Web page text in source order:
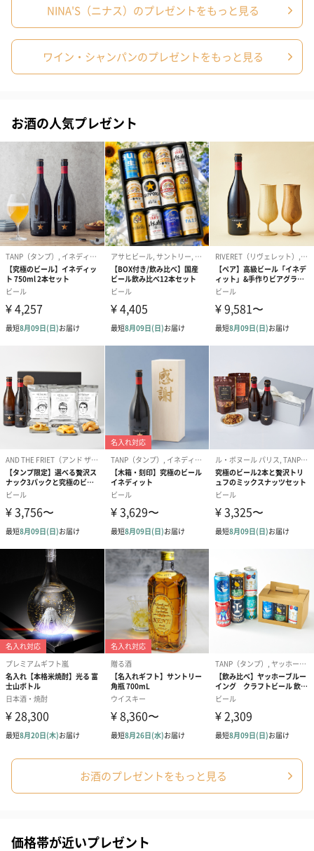
NINA'S（ニナス）のプレゼントをもっと見る
ワイン・シャンパンのプレゼントをもっと見る
お酒の人気プレゼント
お酒のプレゼントをもっと見る
価格帯が近いプレゼント